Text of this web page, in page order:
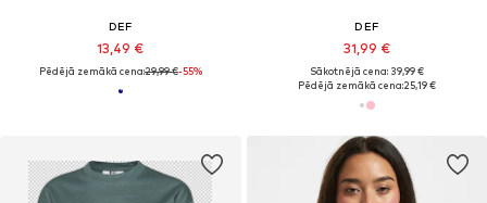
DEF
13,49 €
Pēdējā zemākā cena:29,99 €-55%
DEF
31,99 €
Sākotnējā cena: 39,99 €
Pēdējā zemākā cena:25,19 €